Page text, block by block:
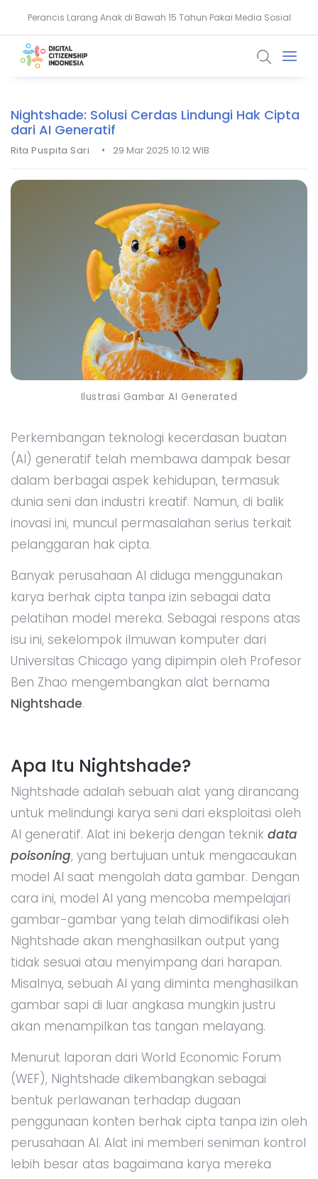
Perancis Larang Anak di Bawah 15 Tahun Pakai Media Sosial
Keamanan Data Jadi Fondasi Ekosistem Kesehatan Digital RI
Nightshade: Solusi Cerdas Lindungi Hak Cipta
dari AI Generatif
Rita Puspita Sari • 29 Mar 2025 10.12 WIB
Ilustrasi Gambar AI Generated
Perkembangan teknologi kecerdasan buatan
(AI) generatif telah membawa dampak besar
dalam berbagai aspek kehidupan, termasuk
dunia seni dan industri kreatif. Namun, di balik
inovasi ini, muncul permasalahan serius terkait
pelanggaran hak cipta.
Banyak perusahaan AI diduga menggunakan
karya berhak cipta tanpa izin sebagai data
pelatihan model mereka. Sebagai respons atas
isu ini, sekelompok ilmuwan komputer dari
Universitas Chicago yang dipimpin oleh Profesor
Ben Zhao mengembangkan alat bernama
Nightshade.
Apa Itu Nightshade?
Nightshade adalah sebuah alat yang dirancang
untuk melindungi karya seni dari eksploitasi oleh
AI generatif. Alat ini bekerja dengan teknik data
poisoning, yang bertujuan untuk mengacaukan
model AI saat mengolah data gambar. Dengan
cara ini, model AI yang mencoba mempelajari
gambar-gambar yang telah dimodifikasi oleh
Nightshade akan menghasilkan output yang
tidak sesuai atau menyimpang dari harapan.
Misalnya, sebuah AI yang diminta menghasilkan
gambar sapi di luar angkasa mungkin justru
akan menampilkan tas tangan melayang.
Menurut laporan dari World Economic Forum
(WEF), Nightshade dikembangkan sebagai
bentuk perlawanan terhadap dugaan
penggunaan konten berhak cipta tanpa izin oleh
perusahaan AI. Alat ini memberi seniman kontrol
lebih besar atas bagaimana karya mereka